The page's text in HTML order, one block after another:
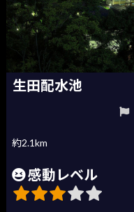
生田配水池
約2.1km
感動レベル